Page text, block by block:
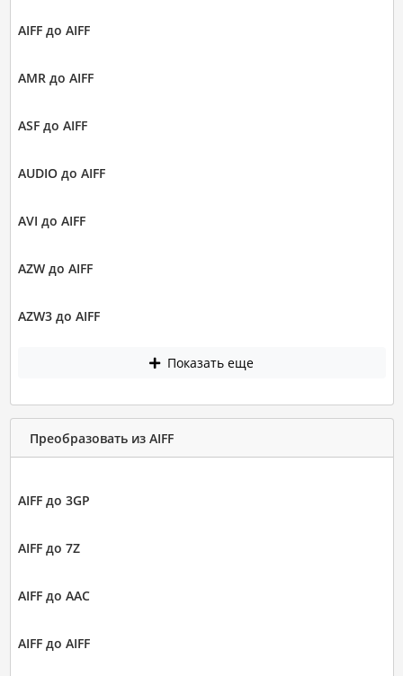
AIFF до AIFF
AMR до AIFF
ASF до AIFF
AUDIO до AIFF
AVI до AIFF
AZW до AIFF
AZW3 до AIFF
Показать еще
Преобразовать из AIFF
AIFF до 3GP
AIFF до 7Z
AIFF до AAC
AIFF до AIFF